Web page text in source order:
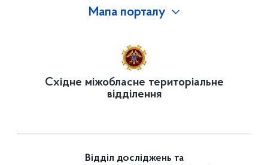
Мапа порталу
Східне міжобласне територіальне
відділення
Відділ досліджень та